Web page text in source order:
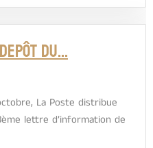
DU…
La Poste distribue
lettre d’information de